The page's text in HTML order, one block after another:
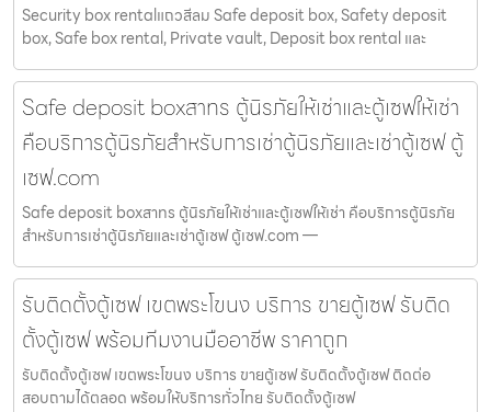
Security box rentalแถวสีลม Safe deposit box, Safety deposit
box, Safe box rental, Private vault, Deposit box rental และ
Safe deposit boxสาทร ตู้นิรภัยให้เช่าและตู้เซฟให้เช่า
คือบริการตู้นิรภัยสำหรับการเช่าตู้นิรภัยและเช่าตู้เซฟ ตู้
เซฟ.com
Safe deposit boxสาทร ตู้นิรภัยให้เช่าและตู้เซฟให้เช่า คือบริการตู้นิรภัย
สำหรับการเช่าตู้นิรภัยและเช่าตู้เซฟ ตู้เซฟ.com —
รับติดตั้งตู้เซฟ เขตพระโขนง บริการ ขายตู้เซฟ รับติด
ตั้งตู้เซฟ พร้อมทีมงานมืออาชีพ ราคาถูก
รับติดตั้งตู้เซฟ เขตพระโขนง บริการ ขายตู้เซฟ รับติดตั้งตู้เซฟ ติดต่อ
สอบถามได้ตลอด พร้อมให้บริการทั่วไทย รับติดตั้งตู้เซฟ